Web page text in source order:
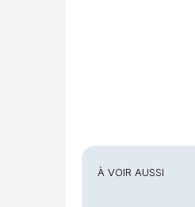
À VOIR AUSSI